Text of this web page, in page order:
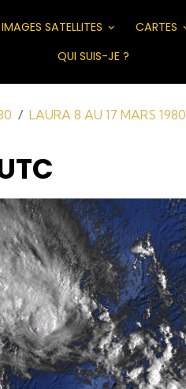
IMAGES SATELLITES CARTES
QUI SUIS-JE ?
LAURA 8 AU 17 MARS 1980